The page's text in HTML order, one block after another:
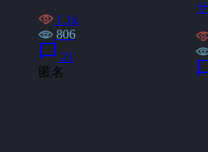
1.1k
806
chat_bubble 21
匿名